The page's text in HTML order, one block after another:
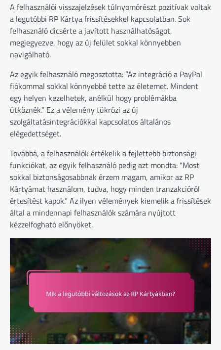
A felhasználói visszajelzések túlnyomórészt pozitívak voltak
a legutóbbi RP Kártya frissítésekkel kapcsolatban. Sok
felhasználó dicsérte a javított használhatóságot,
megjegyezve, hogy az új felület sokkal könnyebben
navigálható.
Az egyik felhasználó megosztotta: “Az integráció a PayPal
fiókommal sokkal könnyebbé tette az életemet. Mindent
egy helyen kezelhetek, anélkül hogy problémákba
ütköznék.” Ez a vélemény tükrözi az új
szolgáltatásintegrációkkal kapcsolatos általános
elégedettséget.
Továbbá, a felhasználók értékelik a fejlettebb biztonsági
funkciókat, az egyik felhasználó pedig azt mondta: “Most
sokkal biztonságosabbnak érzem magam, amikor az RP
Kártyámat használom, tudva, hogy minden tranzakcióról
értesítést kapok.” Az ilyen vélemények kiemelik a frissítések
által a mindennapi felhasználók számára nyújtott
kézzelfogható előnyöket.